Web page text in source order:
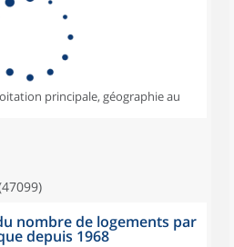
principale, géographie au
nombre de logements par
depuis 1968